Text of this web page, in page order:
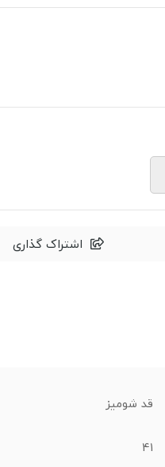
اشتراک گذاری
قد شومیز
41